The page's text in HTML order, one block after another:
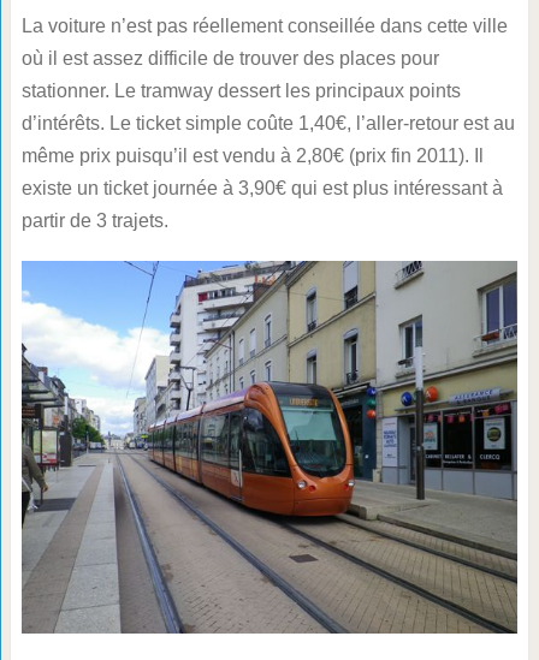
La voiture n’est pas réellement conseillée dans cette ville
où il est assez difficile de trouver des places pour
stationner. Le tramway dessert les principaux points
d’intérêts. Le ticket simple coûte 1,40€, l’aller-retour est au
même prix puisqu’il est vendu à 2,80€ (prix fin 2011). Il
existe un ticket journée à 3,90€ qui est plus intéressant à
partir de 3 trajets.